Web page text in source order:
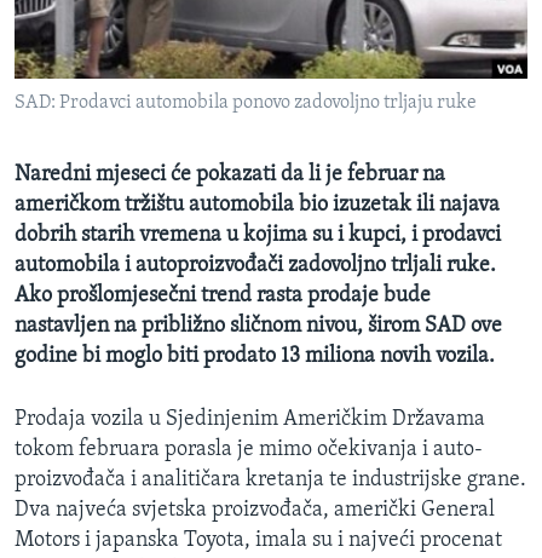
MAGAZIN
O GLASU AMERIKE
PRATITE NAS
Jezici
SAD: Prodavci automobila ponovo zadovoljno trljaju ruke
Naredni mjeseci će pokazati da li je februar na
američkom tržištu automobila bio izuzetak ili najava
dobrih starih vremena u kojima su i kupci, i prodavci
automobila i autoproizvođači zadovoljno trljali ruke.
Ako prošlomjesečni trend rasta prodaje bude
nastavljen na približno sličnom nivou, širom SAD ove
godine bi moglo biti prodato 13 miliona novih vozila.
Prodaja vozila u Sjedinjenim Američkim Državama
tokom februara porasla je mimo očekivanja i auto-
proizvođača i analitičara kretanja te industrijske grane.
Dva najveća svjetska proizvođača, američki General
Motors i japanska Toyota, imala su i najveći procenat